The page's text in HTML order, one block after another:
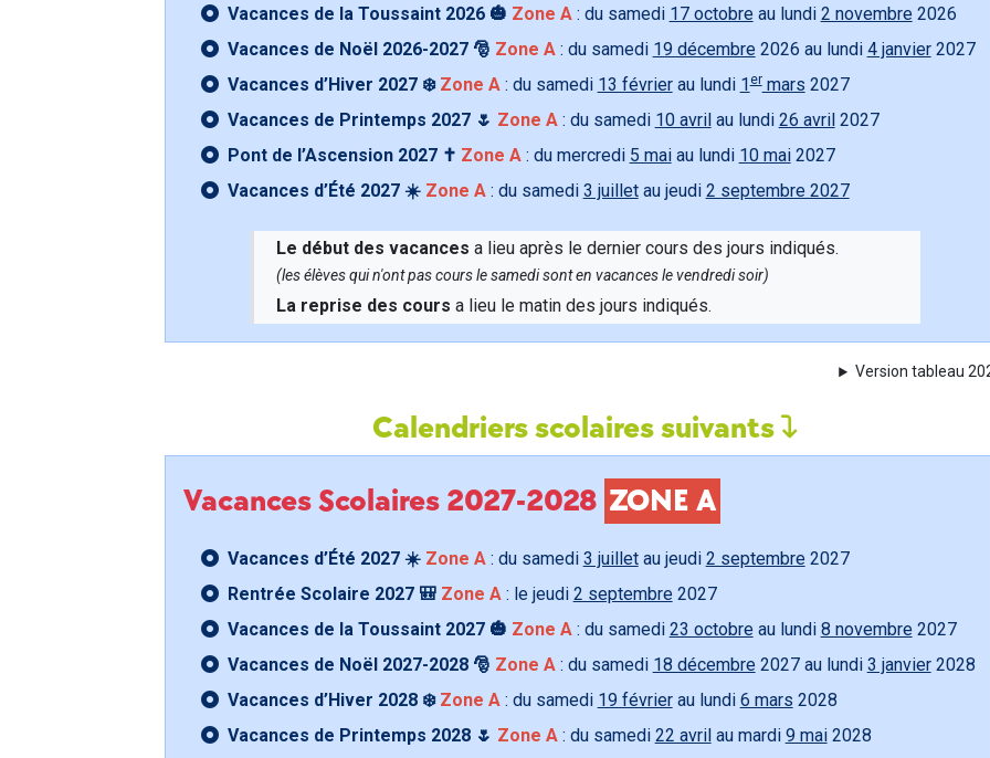
Vacances de la Toussaint 2026 🎃 Zone A: du samedi 17 octobre au lundi 2 novembre 2026
Vacances de Noël 2026-2027 🎅 Zone A: du samedi 19 décembre 2026 au lundi 4 janvier2027
Vacances d’Hiver 2027 ❄️ Zone A: du samedi 13 févrierau lundi 1ermars 2027
Vacances de Printemps 2027 🌷 Zone A: du samedi 10 avril au lundi 26 avril 2027
Pont de l’Ascension 2027 ✝️ Zone A: du mercredi 5 maiau lundi 10 mai2027
Vacances d’Été 2027 ☀️ Zone A: du samedi 3 juilletau jeudi 2 septembre 2027
Le début des vacances a lieu après le dernier cours des jours indiqués.
(les élèves qui n'ont pas cours le samedi sont en vacances le vendredi soir)
La reprise des cours a lieu le matin des jours indiqués.
Version tableau
Calendriers scolaires suivants
Vacances Scolaires 2027-2028 ZONE A
Vacances d’Été 2027 ☀️ Zone A: du samedi 3 juilletau jeudi 2 septembre 2027
Rentrée Scolaire 2027 🎒 Zone A: le jeudi 2 septembre 2027
Vacances de la Toussaint 2027 🎃 Zone A: du samedi 23 octobre au lundi 8 novembre 2027
Vacances de Noël 2027-2028 🎅 Zone A: du samedi 18 décembre 2027 au lundi 3 janvier2028
Vacances d’Hiver 2028 ❄️ Zone A: du samedi 19 févrierau lundi 6 mars 2028
Vacances de Printemps 2028 🌷 Zone A: du samedi 22 avril au mardi 9 mai2028